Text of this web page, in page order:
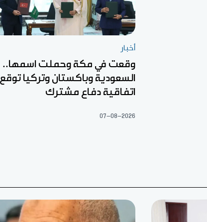
أخبار
وقعت في مكة وحملت اسمها..
السعودية وباكستان وتركيا توقع
اتفاقية دفاع مشترك
07-08-2026